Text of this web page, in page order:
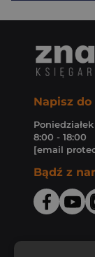
Napisz do
8:00 - 18:00
[email
Bądź z